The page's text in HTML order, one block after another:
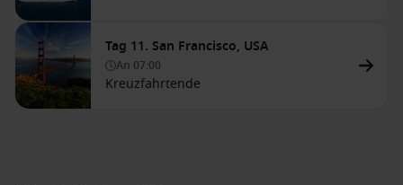
Tag 11. San Francisco, USA
An 07:00
Kreuzfahrtende